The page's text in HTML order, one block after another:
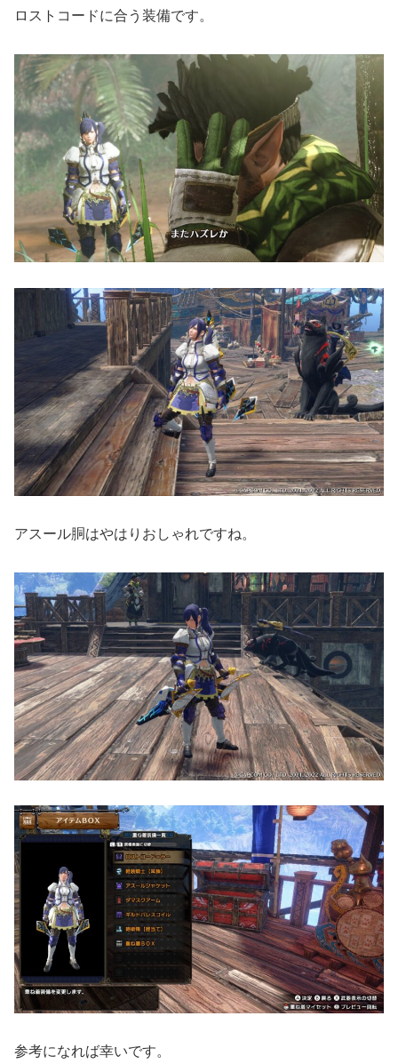
ロストコードに合う装備です。
アスール胴はやはりおしゃれですね。
参考になれば幸いです。